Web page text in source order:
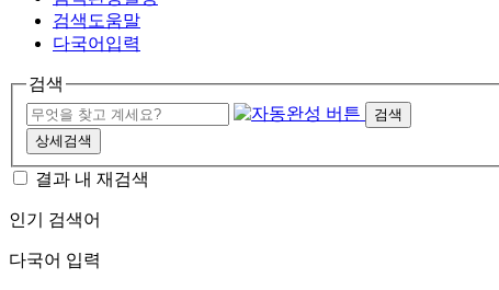
검색도움말
다국어입력
검색
검색
상세검색
결과 내 재검색
인기 검색어
다국어 입력